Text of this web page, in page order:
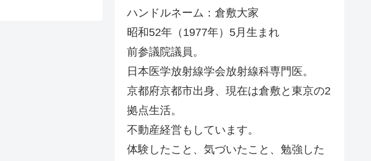
ハンドルネーム：倉敷大家
昭和52年（1977年）5月生まれ
前参議院議員。
日本医学放射線学会放射線科専門医。
京都府京都市出身、現在は倉敷と東京の2
拠点生活。
不動産経営もしています。
体験したこと、気づいたこと、勉強した